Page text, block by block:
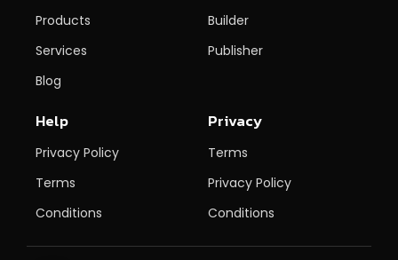
Products
Services
Blog
Builder
Publisher
Help
Privacy Policy
Terms
Conditions
Privacy
Terms
Privacy Policy
Conditions